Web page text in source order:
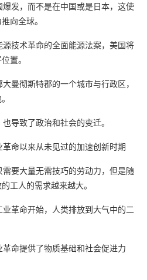
发，而不是在中国或是日本，这使
向全球。
技术革命的全面能源法案，美国将
置。
曼彻斯特郡的一个城市与行政区，
导致了政治和社会的变迁。
命以来从未见过的加速创新时期
要大量无需技巧的劳动力，但是随
工人的需求越来越大。
革命开始，人类排放到大气中的二
命提供了物质基础和社会促进力